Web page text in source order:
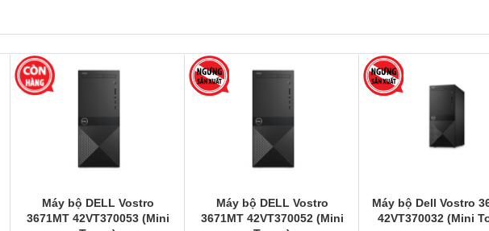
Máy bộ DELL Vostro
3671MT 42VT370053 (Mini
Máy bộ DELL Vostro
3671MT 42VT370052 (Mini
Máy bộ Dell Vostro
42VT370032 (Mini